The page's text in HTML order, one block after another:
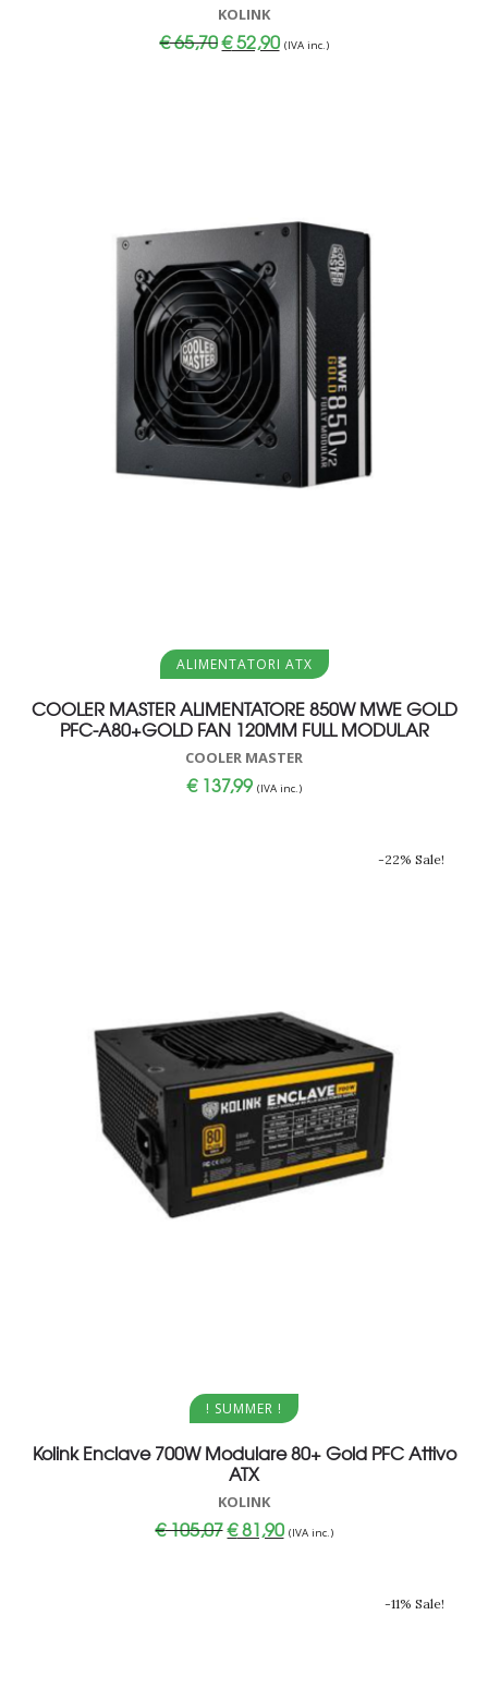
KOLINK
€65,70Il
prezzo
€52,90Il
prezzo
(IVA inc.)
Aggiungi al carrello
ALIMENTATORI ATX
COOLER MASTER ALIMENTATORE 850W MWE GOLD
PFC-A80+GOLD FAN 120MM FULL MODULAR
COOLER MASTER
€137,99 (IVA inc.)
-22% Sale!
Aggiungi al carrello
! SUMMER !
Kolink Enclave 700W Modulare 80+ Gold PFC Attivo
ATX
KOLINK
€105,07Il
prezzo
€81,90Il
prezzo
(IVA inc.)
-11% Sale!